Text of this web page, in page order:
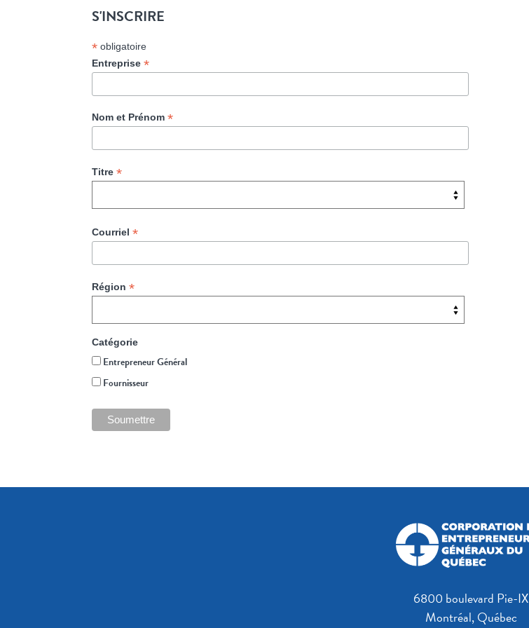
S'INSCRIRE
* obligatoire
Entreprise *
Nom et Prénom *
Titre *
Courriel *
Région *
Catégorie
Entrepreneur Général
Fournisseur
6800 boulevard Pie-IX
Montréal, Québec